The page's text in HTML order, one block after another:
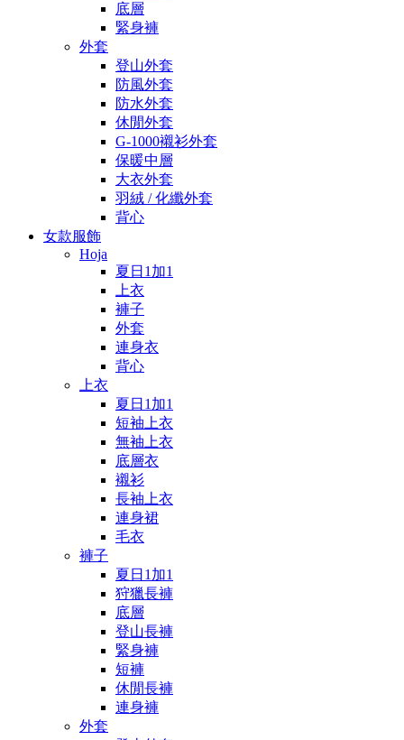
底層
緊身褲
外套
登山外套
防風外套
防水外套
休閒外套
G-1000襯衫外套
保暖中層
大衣外套
羽絨 / 化纖外套
背心
女款服飾
Hoja
夏日1加1
上衣
褲子
外套
連身衣
背心
上衣
夏日1加1
短袖上衣
無袖上衣
底層衣
襯衫
長袖上衣
連身裙
毛衣
褲子
夏日1加1
狩獵長褲
底層
登山長褲
緊身褲
短褲
休閒長褲
連身褲
外套